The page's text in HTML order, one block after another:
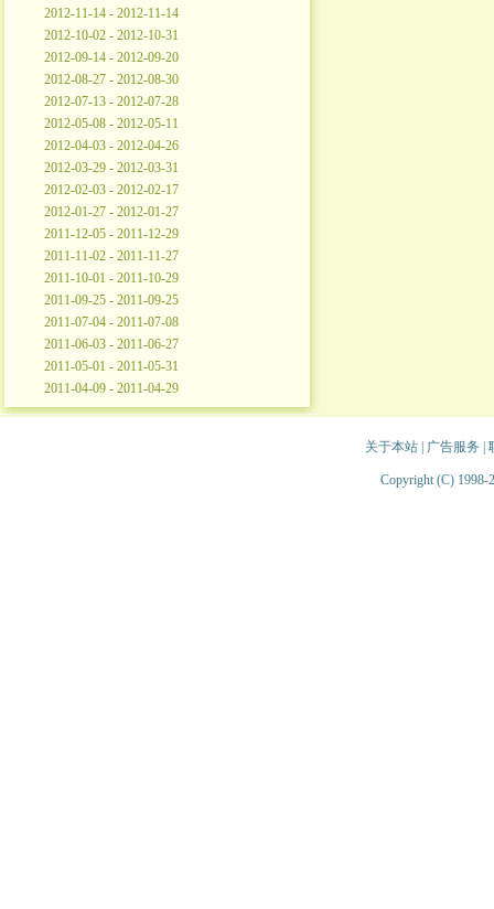
2012-11-14 - 2012-11-14
2012-10-02 - 2012-10-31
2012-09-14 - 2012-09-20
2012-08-27 - 2012-08-30
2012-07-13 - 2012-07-28
2012-05-08 - 2012-05-11
2012-04-03 - 2012-04-26
2012-03-29 - 2012-03-31
2012-02-03 - 2012-02-17
2012-01-27 - 2012-01-27
2011-12-05 - 2011-12-29
2011-11-02 - 2011-11-27
2011-10-01 - 2011-10-29
2011-09-25 - 2011-09-25
2011-07-04 - 2011-07-08
2011-06-03 - 2011-06-27
2011-05-01 - 2011-05-31
2011-04-09 - 2011-04-29
关于本站| 广告服务
Copyright (C) 1998-